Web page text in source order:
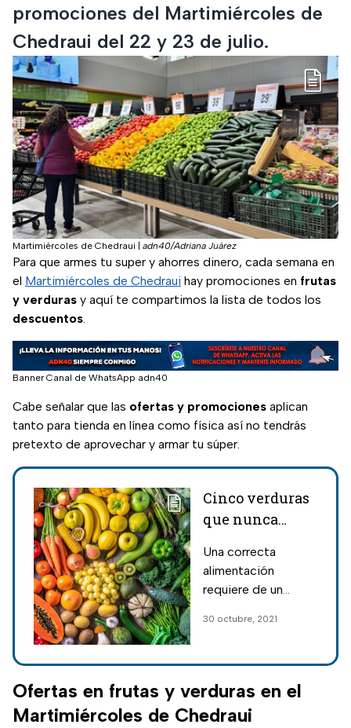
promociones del Martimiércoles de
Chedraui del 22 y 23 de julio.
Martimiércoles de Chedraui adn40/Adriana Juárez
Para que armes tu super y ahorres dinero, cada semana en
el Martimiércoles de Chedraui hay promociones en frutas
y verduras y aquí te compartimos la lista de todos los
descuentos.
Banner Canal de WhatsApp adn40
Cabe señalar que las ofertas y promociones aplican
tanto para tienda en línea como física así no tendrás
pretexto de aprovechar y armar tu súper.
Cinco verduras
que nunca
realidad, son
frutas
Una correcta
alimentación
requiere de un
frutas y verduras,
la diferencia entre
estos?
30 octubre, 2021
Ofertas en frutas y verduras en el
Martimiércoles de Chedraui